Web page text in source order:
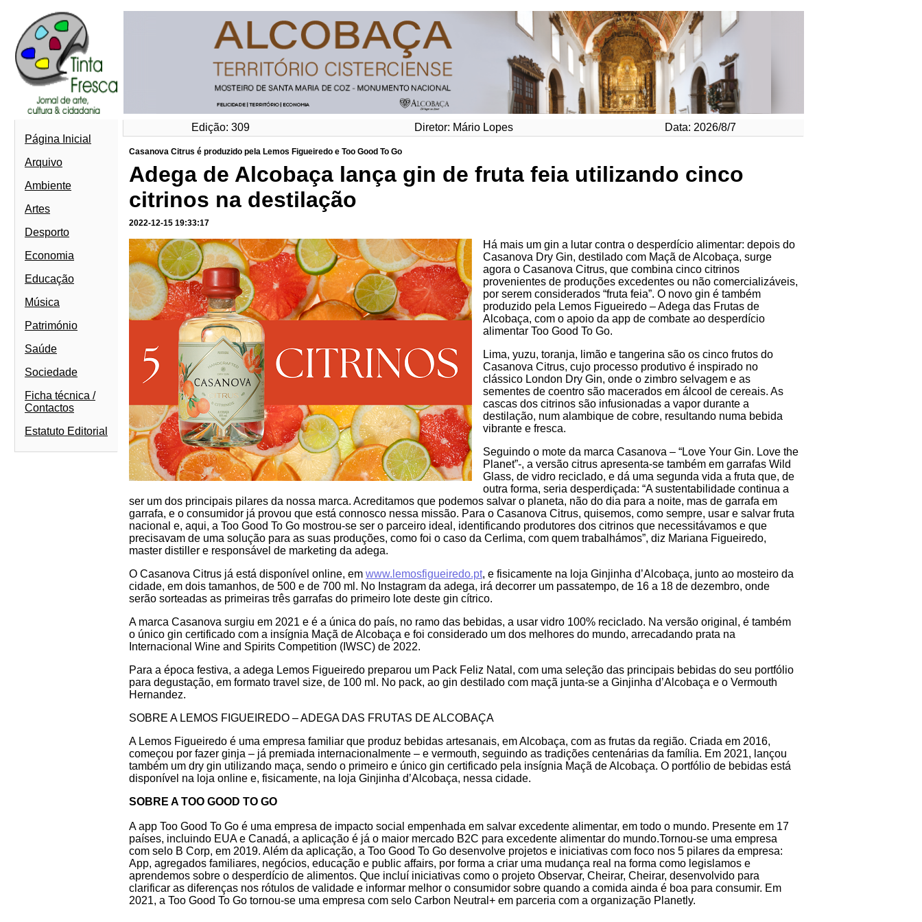
Edição: 309 Diretor: Mário Lopes
Data: 2026/8/7
Página Inicial
Arquivo
Ambiente
Artes
Desporto
Economia
Educação
Música
Património
Saúde
Sociedade
Ficha técnica /
Contactos
Estatuto Editorial
Casanova Citrus é produzido pela Lemos Figueiredo e Too Good To Go
Adega de Alcobaça lança gin de fruta feia utilizando cinco
citrinos na destilação
2022-12-15 19:33:17
Há mais um gin a lutar contra o desperdício alimentar: depois do
Casanova Dry Gin, destilado com Maçã de Alcobaça, surge
agora o Casanova Citrus, que combina cinco citrinos
provenientes de produções excedentes ou não comercializáveis,
por serem considerados “fruta feia”. O novo gin é também
produzido pela Lemos Figueiredo – Adega das Frutas de
Alcobaça, com o apoio da app de combate ao desperdício
alimentar Too Good To Go.
Lima, yuzu, toranja, limão e tangerina são os cinco frutos do
Casanova Citrus, cujo processo produtivo é inspirado no
clássico London Dry Gin, onde o zimbro selvagem e as
sementes de coentro são macerados em álcool de cereais. As
cascas dos citrinos são infusionadas a vapor durante a
destilação, num alambique de cobre, resultando numa bebida
vibrante e fresca.
Seguindo o mote da marca Casanova – “Love Your Gin. Love the
Planet”-, a versão citrus apresenta-se também em garrafas Wild
Glass, de vidro reciclado, e dá uma segunda vida a fruta que, de
outra forma, seria desperdiçada: “A sustentabilidade continua a
ser um dos principais pilares da nossa marca. Acreditamos que podemos salvar o planeta, não do dia para a noite, mas de garrafa em
garrafa, e o consumidor já provou que está connosco nessa missão. Para o Casanova Citrus, quisemos, como sempre, usar e salvar fruta
nacional e, aqui, a Too Good To Go mostrou-se ser o parceiro ideal, identificando produtores dos citrinos que necessitávamos e que
precisavam de uma solução para as suas produções, como foi o caso da Cerlima, com quem trabalhámos”, diz Mariana Figueiredo,
master distiller e responsável de marketing da adega.
O Casanova Citrus já está disponível online, em www.lemosfigueiredo.pt, e fisicamente na loja Ginjinha d’Alcobaça, junto ao mosteiro da
cidade, em dois tamanhos, de 500 e de 700 ml. No Instagram da adega, irá decorrer um passatempo, de 16 a 18 de dezembro, onde
serão sorteadas as primeiras três garrafas do primeiro lote deste gin cítrico.
A marca Casanova surgiu em 2021 e é a única do país, no ramo das bebidas, a usar vidro 100% reciclado. Na versão original, é também
o único gin certificado com a insígnia Maçã de Alcobaça e foi considerado um dos melhores do mundo, arrecadando prata na
Internacional Wine and Spirits Competition (IWSC) de 2022.
Para a época festiva, a adega Lemos Figueiredo preparou um Pack Feliz Natal, com uma seleção das principais bebidas do seu portfólio
para degustação, em formato travel size, de 100 ml. No pack, ao gin destilado com maçã junta-se a Ginjinha d’Alcobaça e o Vermouth
Hernandez.
SOBRE A LEMOS FIGUEIREDO – ADEGA DAS FRUTAS DE ALCOBAÇA
A Lemos Figueiredo é uma empresa familiar que produz bebidas artesanais, em Alcobaça, com as frutas da região. Criada em 2016,
começou por fazer ginja – já premiada internacionalmente – e vermouth, seguindo as tradições centenárias da família. Em 2021, lançou
também um dry gin utilizando maça, sendo o primeiro e único gin certificado pela insígnia Maçã de Alcobaça. O portfólio de bebidas está
disponível na loja online e, fisicamente, na loja Ginjinha d’Alcobaça, nessa cidade.
SOBRE A TOO GOOD TO GO
A app Too Good To Go é uma empresa de impacto social empenhada em salvar excedente alimentar, em todo o mundo. Presente em 17
países, incluindo EUA e Canadá, a aplicação é já o maior mercado B2C para excedente alimentar do mundo.Tornou-se uma empresa
com selo B Corp, em 2019. Além da aplicação, a Too Good To Go desenvolve projetos e iniciativas com foco nos 5 pilares da empresa:
App, agregados familiares, negócios, educação e public affairs, por forma a criar uma mudança real na forma como legislamos e
aprendemos sobre o desperdício de alimentos. Que incluí iniciativas como o projeto Observar, Cheirar, Cheirar, desenvolvido para
clarificar as diferenças nos rótulos de validade e informar melhor o consumidor sobre quando a comida ainda é boa para consumir. Em
2021, a Too Good To Go tornou-se uma empresa com selo Carbon Neutral+ em parceria com a organização Planetly.